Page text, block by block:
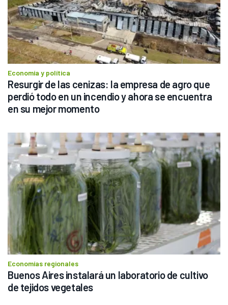
Economía y política
Resurgir de las cenizas: la empresa de agro que
perdió todo en un incendio y ahora se encuentra
en su mejor momento
Economías regionales
Buenos Aires instalará un laboratorio de cultivo